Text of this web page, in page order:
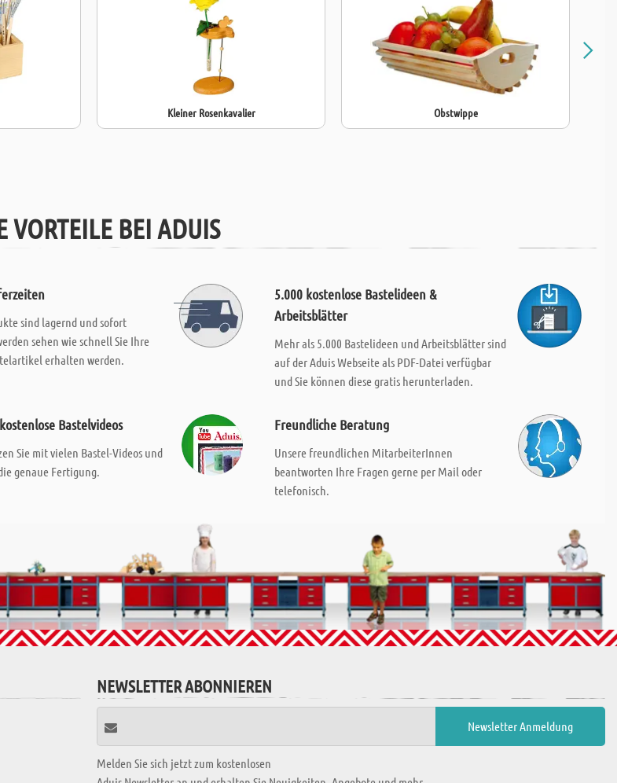
Kleiner Rosenkavalier Obstwippe
VORTEILE BEI ADUIS
sind lagernd und sofort
sehen wie schnell Sie Ihre
erhalten werden.
5.000 kostenlose Bastelideen &
Arbeitsblätter
Mehr als 5.000 Bastelideen und Arbeitsblätter sind
auf der Aduis Webseite als PDF-Datei verfügbar
und Sie können diese gratis herunterladen.
Bastelvideos
Sie mit vielen Bastel-Videos und
genaue Fertigung.
Freundliche Beratung
Unsere freundlichen MitarbeiterInnen
beantworten Ihre Fragen gerne per Mail oder
telefonisch.
NEWSLETTER ABONNIEREN
Melden Sie sich jetzt zum kostenlosen